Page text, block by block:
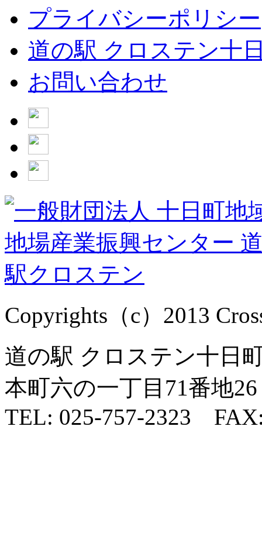
プライバシーポリシー
道の駅 クロステン十
お問い合わせ
Copyrights（c）2013
道の駅 クロステン十日
本町六の一丁目71番地26
TEL: 025-757-2323